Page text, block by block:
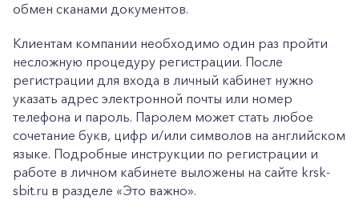
обмен сканами документов.
Клиентам компании необходимо один раз пройти
несложную процедуру регистрации. После
регистрации для входа в личный кабинет нужно
указать адрес электронной почты или номер
телефона и пароль. Паролем может стать любое
сочетание букв, цифр и/или символов на английском
языке. Подробные инструкции по регистрации и
работе в личном кабинете выложены на сайте krsk-
sbit.ru в разделе «Это важно».